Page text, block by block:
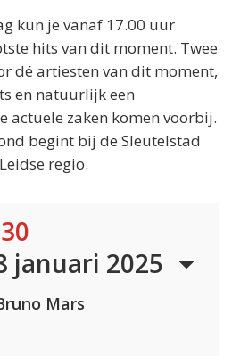
kun je vanaf 17.00 uur
hits van dit moment. Twee
dé artiesten van dit moment,
en natuurlijk een
actuele zaken komen voorbij.
begint bij de Sleutelstad
regio.
januari 2025
Mars